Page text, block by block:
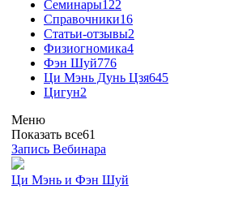
Семинары122
Справочники16
Статьи-отзывы2
Физиогномика4
Фэн Шуй776
Ци Мэнь Дунь Цзя645
Цигун2
Меню
Показать все61
Запись Вебинара
Ци Мэнь и Фэн Шуй